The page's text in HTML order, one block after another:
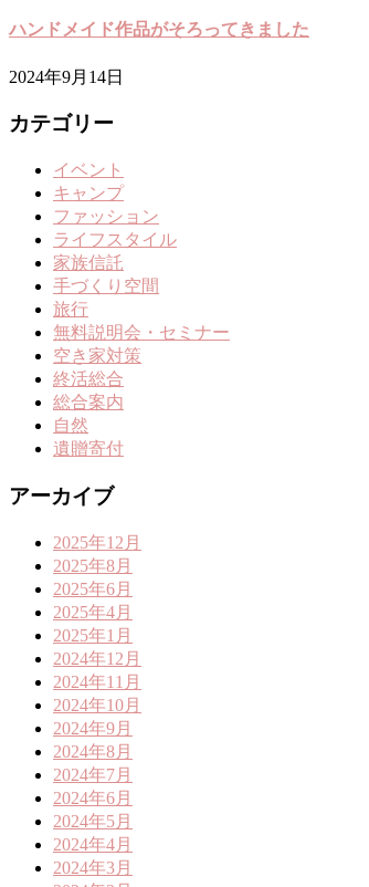
ハンドメイド作品がそろってきました
2024年9月14日
カテゴリー
イベント
キャンプ
ファッション
ライフスタイル
家族信託
手づくり空間
旅行
無料説明会・セミナー
空き家対策
終活総合
総合案内
自然
遺贈寄付
アーカイブ
2025年12月
2025年8月
2025年6月
2025年4月
2025年1月
2024年12月
2024年11月
2024年10月
2024年9月
2024年8月
2024年7月
2024年6月
2024年5月
2024年4月
2024年3月